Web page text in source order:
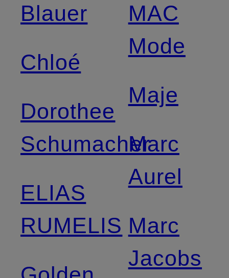
Blauer
Chloé
Dorothee
Schumacher
ELIAS
RUMELIS
MAC
Mode
Maje
Marc
Aurel
Marc
Jacobs